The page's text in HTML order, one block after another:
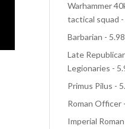
Warhammer
tactical squad
Barbarian -
Late
Legionaries -
Primus Pilus -
Roman Officer
Imperial